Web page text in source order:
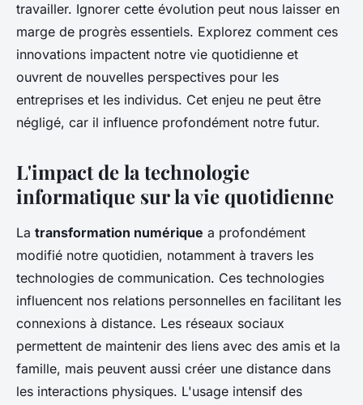
Lucas•9 octobre 2024•10 min de lecture
travailler. Ignorer cette évolution peut nous laisser en
marge de progrès essentiels. Explorez comment ces
innovations impactent notre vie quotidienne et
ouvrent de nouvelles perspectives pour les
entreprises et les individus. Cet enjeu ne peut être
négligé, car il influence profondément notre futur.
L'impact de la technologie
informatique sur la vie quotidienne
La transformation numérique a profondément
modifié notre quotidien, notamment à travers les
technologies de communication. Ces technologies
influencent nos relations personnelles en facilitant les
connexions à distance. Les réseaux sociaux
permettent de maintenir des liens avec des amis et la
famille, mais peuvent aussi créer une distance dans
les interactions physiques. L'usage intensif des